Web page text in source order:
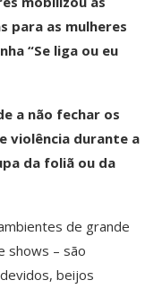
para as mulheres
“Se liga ou eu
a não fechar os
violência durante a
da foliã ou da
de grande
shows – são
beijos